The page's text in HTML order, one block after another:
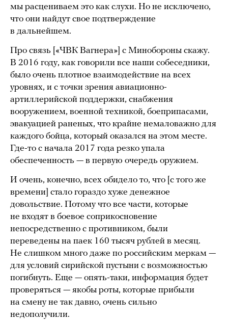
мы расцениваем это как слухи. Но не исключено,
что они найдут свое подтверждение
в дальнейшем.
Про связь [«ЧВК Вагнера»] с Минобороны скажу.
В 2016 году, как говорили все наши собеседники,
было очень плотное взаимодействие на всех
уровнях, и с точки зрения авиационно-
артиллерийской поддержки, снабжения
вооружением, военной техникой, боеприпасами,
эвакуацией раненых, что крайне немаловажно для
каждого бойца, который оказался на этом месте.
Где-то с начала 2017 года резко упала
обеспеченность — в первую очередь оружием.
И очень, конечно, всех обидело то, что [с того же
времени] стало гораздо хуже денежное
довольствие. Потому что все части, которые
не входят в боевое соприкосновение
непосредственно с противником, были
переведены на паек 160 тысяч рублей в месяц.
Не слишком много даже по российским меркам —
для условий сирийской пустыни с возможностью
погибнуть. Еще — опять-таки, информация будет
проверяться — якобы роты, которые прибыли
на смену не так давно, очень сильно
недополучили.